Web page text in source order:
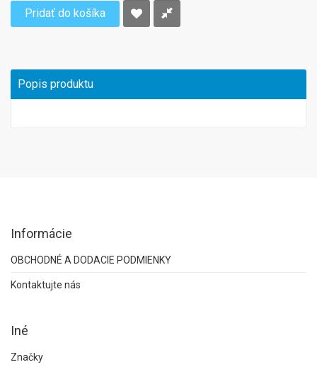
Pridať do košíka
Popis produktu
Informácie
OBCHODNÉ A DODACIE PODMIENKY
Kontaktujte nás
Iné
Značky